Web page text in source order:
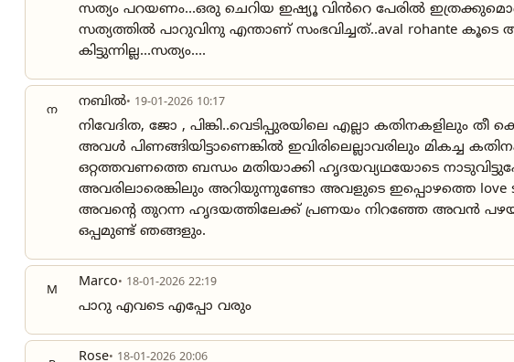
സത്യം പറയണം...ഒരു ചെറിയ ഇഷ്യൂ വിൻറെ പേരിൽ
സത്യത്തിൽ പാറുവിനു എന്താണ് സംഭവിച്ചത്..aval rohante
കിട്ടുന്നില്ല...സത്യം....
ന നബിൽ• 19-01-2026 10:17
നിവേദിത, ജോ , പിങ്കി..വെടിപ്പുരയിലെ എല്ലാ കതിനകളിലും
അവൾ പിണങ്ങിയിട്ടാണെങ്കിൽ ഇവിരിലെല്ലാവരിലും
ഒറ്റത്തവണത്തെ ബന്ധം മതിയാക്കി ഹൃദയവ്യഥയോടെ
അവരിലാരെങ്കിലും അറിയുന്നുണ്ടോ അവളുടെ ഇപ്പൊഴത്തെ love
അവൻ്റെ തുറന്ന ഹൃദയത്തിലേക്ക് പ്രണയം നിറഞ്ഞേ അവൻ
ഒപ്പമുണ്ട് ഞങ്ങളും.
M Marco• 18-01-2026 22:19
പാറു എവടെ എപ്പോ വരും
Rose• 18-01-2026 20:06